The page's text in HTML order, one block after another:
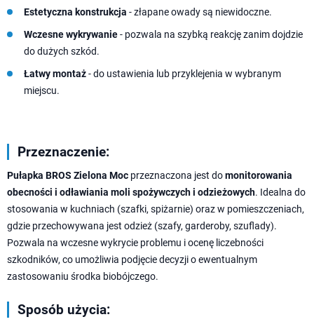
Estetyczna konstrukcja - złapane owady są niewidoczne.
Wczesne wykrywanie- pozwala na szybką reakcję zanim dojdzie
do dużych szkód.
Łatwy montaż- do ustawienia lub przyklejenia w wybranym
miejscu.
Przeznaczenie:
Pułapka BROS Zielona Moc przeznaczona jest domonitorowania
obecności i odławiania moli spożywczych i odzieżowych. Idealna do
stosowania w kuchniach (szafki, spiżarnie) oraz w pomieszczeniach,
gdzie przechowywana jest odzież (szafy, garderoby, szuflady).
Pozwala na wczesne wykrycie problemu i ocenę liczebności
szkodników, co umożliwia podjęcie decyzji o ewentualnym
zastosowaniu środka biobójczego.
Sposób użycia: